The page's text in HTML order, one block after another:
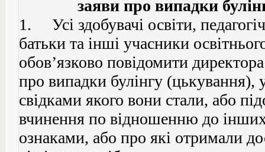
заяви про випадки
1. Усі здобувачі освіти,
батьки та інші учасники
обов’язково повідомити
про випадки булінгу (цькування),
свідками якого вони стали, або
вчинення по відношенню до
ознаками, або про які отримали